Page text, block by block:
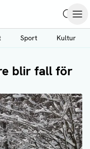
Sport Kultur
blir fall för